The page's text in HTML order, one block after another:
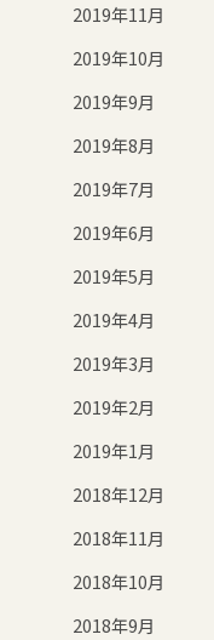
2019年11月
2019年10月
2019年9月
2019年8月
2019年7月
2019年6月
2019年5月
2019年4月
2019年3月
2019年2月
2019年1月
2018年12月
2018年11月
2018年10月
2018年9月